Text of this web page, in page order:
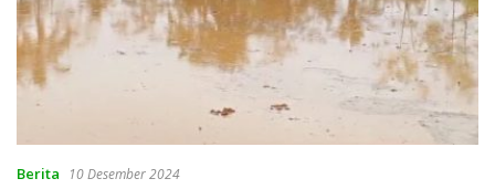
Berita 10 Desember 2024